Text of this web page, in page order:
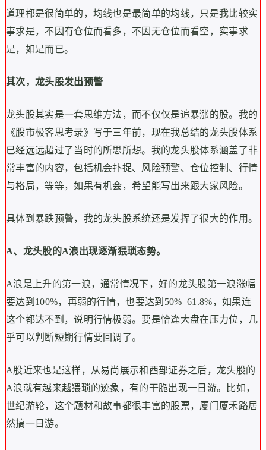
道理都是很简单的，均线也是最简单的均线，只是我比较实
事求是，不因有仓位而看多，不因无仓位而看空，实事求
是，如是而已。
其次，龙头股发出预警
龙头股其实是一套思维方法，而不仅仅是追暴涨的股。我的
《股市极客思考录》写于三年前，现在我总结的龙头股体系
已经远远超过了当时的所思所想。我的龙头股体系涵盖了非
常丰富的内容，包括机会扑捉、风险预警、仓位控制、行情
与格局，等等，如果有机会，希望能写出来跟大家风险。
具体到暴跌预警，我的龙头股系统还是发挥了很大的作用。
A、龙头股的A浪出现逐渐猥琐态势。
A浪是上升的第一浪，通常情况下，好的龙头股第一浪涨幅
要达到100%，再弱的行情，也要达到50%–61.8%，如果连
这个都达不到，说明行情极弱。要是恰逢大盘在压力位，几
乎可以判断短期行情要回调了。
A股近来也是这样，从易尚展示和西部证券之后，龙头股的
A浪就有越来越猥琐的迹象，有的干脆出现一日游。比如，
世纪游轮，这个题材和故事都很丰富的股票，厦门厦禾路居
然搞一日游。